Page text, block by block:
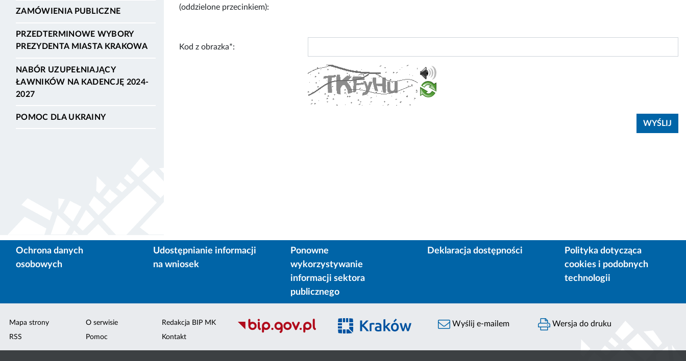
ZAMÓWIENIA PUBLICZNE
PRZEDTERMINOWE WYBORY
PREZYDENTA MIASTA KRAKOWA
NABÓR UZUPEŁNIAJĄCY
ŁAWNIKÓW NA KADENCJĘ 2024-
2027
POMOC DLA UKRAINY
(oddzielone przecinkiem):
Kod z obrazka*:
Ochrona danych
osobowych
Udostępnianie informacji
na wniosek
Ponowne
wykorzystywanie
informacji sektora
publicznego
Deklaracja dostępności
Polityka dotycząca
cookies i podobnych
technologii
Mapa strony
RSS
O serwisie
Pomoc
Redakcja BIP MK
Kontakt
Wyślij e-mailem Wersja do druku